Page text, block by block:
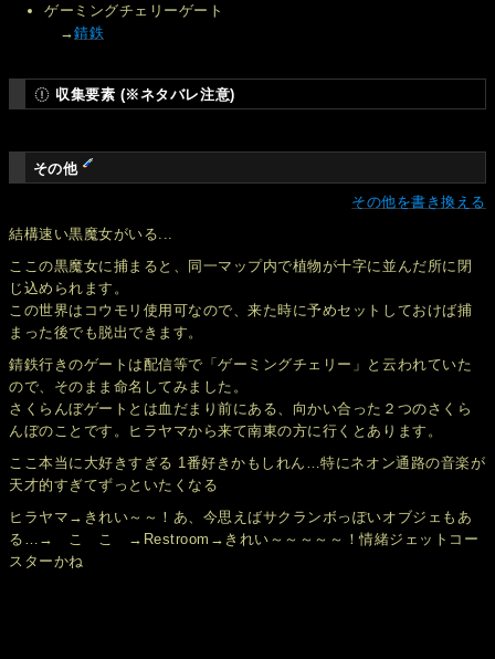
ゲーミングチェリーゲート
→錆鉄
収集要素 (※ネタバレ注意)
その他
その他を書き換える
結構速い黒魔女がいる...
ここの黒魔女に捕まると、同一マップ内で植物が十字に並んだ所に閉
じ込められます。
この世界はコウモリ使用可なので、来た時に予めセットしておけば捕
まった後でも脱出できます。
錆鉄行きのゲートは配信等で「ゲーミングチェリー」と云われていた
ので、そのまま命名してみました。
さくらんぼゲートとは血だまり前にある、向かい合った２つのさくら
んぼのことです。ヒラヤマから来て南東の方に行くとあります。
ここ本当に大好きすぎる 1番好きかもしれん…特にネオン通路の音楽が
天才的すぎてずっといたくなる
ヒラヤマ→きれい～～！あ、今思えばサクランボっぽいオブジェもあ
る…→ こ こ →Restroom→きれい～～～～～！情緒ジェットコー
スターかね